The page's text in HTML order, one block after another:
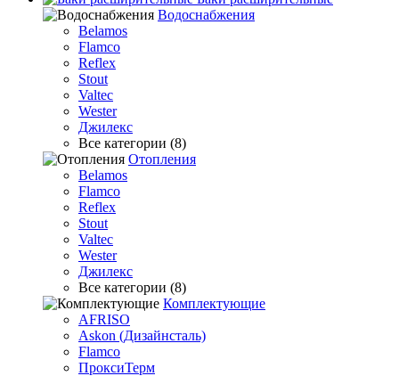
Водоснабжения
Belamos
Flamco
Reflex
Stout
Valtec
Wester
Джилекс
Все категории (8)
Отопления
Belamos
Flamco
Reflex
Stout
Valtec
Wester
Джилекс
Все категории (8)
Комплектующие
AFRISO
Askon (Дизайнсталь)
Flamco
ПроксиТерм